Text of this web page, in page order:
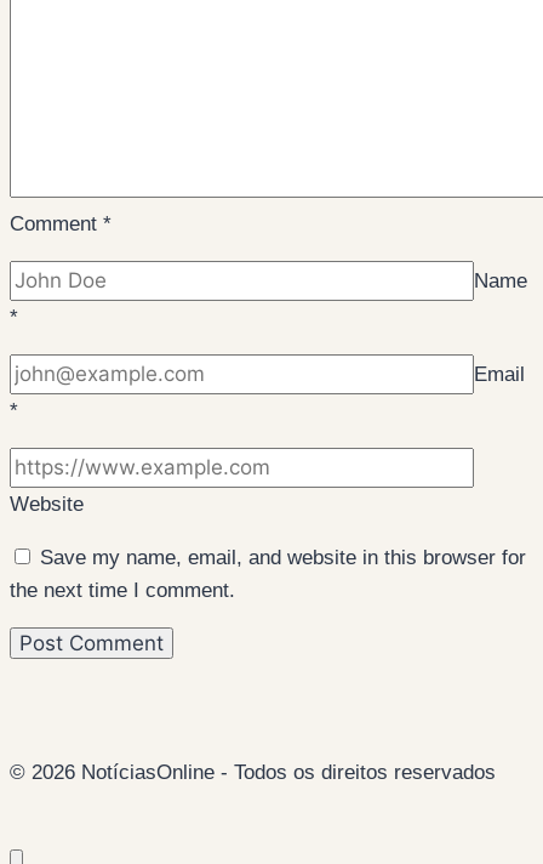
Comment *
Name
*
Email
*
Website
Save my name, email, and website in this browser for
the next time I comment.
© 2026 NotíciasOnline - Todos os direitos reservados